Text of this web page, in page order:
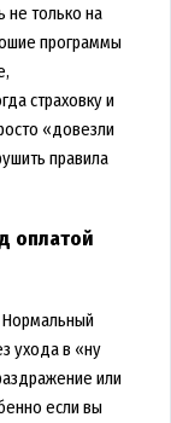
не только на
программы
страховку и
«довезли
правила
оплатой
Нормальный
ухода в «ну
или
если вы